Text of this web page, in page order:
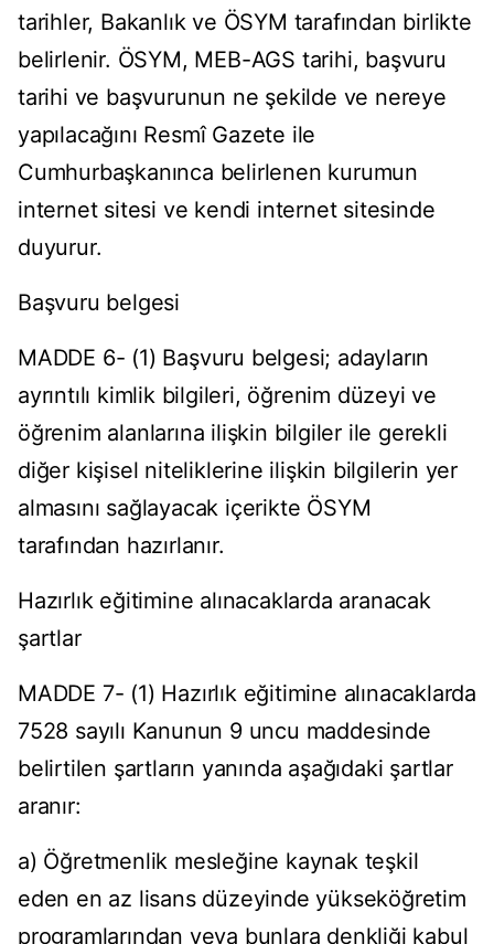
tarihler, Bakanlık ve ÖSYM tarafından birlikte
belirlenir. ÖSYM, MEB-AGS tarihi, başvuru
tarihi ve başvurunun ne şekilde ve nereye
yapılacağını Resmî Gazete ile
Cumhurbaşkanınca belirlenen kurumun
internet sitesi ve kendi internet sitesinde
duyurur.
Başvuru belgesi
MADDE 6- (1) Başvuru belgesi; adayların
ayrıntılı kimlik bilgileri, öğrenim düzeyi ve
öğrenim alanlarına ilişkin bilgiler ile gerekli
diğer kişisel niteliklerine ilişkin bilgilerin yer
almasını sağlayacak içerikte ÖSYM
tarafından hazırlanır.
Hazırlık eğitimine alınacaklarda aranacak
şartlar
MADDE 7- (1) Hazırlık eğitimine alınacaklarda
7528 sayılı Kanunun 9 uncu maddesinde
belirtilen şartların yanında aşağıdaki şartlar
aranır:
a) Öğretmenlik mesleğine kaynak teşkil
eden en az lisans düzeyinde yükseköğretim
programlarından veya bunlara denkliği kabul